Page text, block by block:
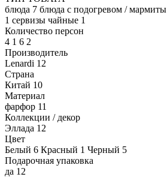
блюда 7 блюда с подогревом / мармиты
1 сервизы чайные 1
Количество персон
4 1 6 2
Производитель
Lenardi 12
Страна
Китай 10
Материал
фарфор 11
Коллекции / декор
Эллада 12
Цвет
Белый 6 Красный 1 Черный 5
Подарочная упаковка
да 12